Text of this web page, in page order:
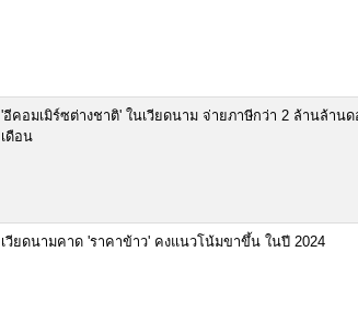
'อีคอมเมิร์ซต่างชาติ' ในเวียดนาม จ่ายภาษีกว่า 2 ล้านล้านด
เดือน
เวียดนามคาด 'ราคาข้าว' คงแนวโน้มขาขึ้น ในปี 2024